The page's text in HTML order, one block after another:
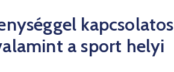
kapcsolatos
a sport helyi